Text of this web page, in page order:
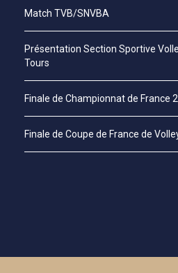
Match TVB/SNVBA
Présentation Section Sportive
Tours
Finale de Championnat de France
Finale de Coupe de France de